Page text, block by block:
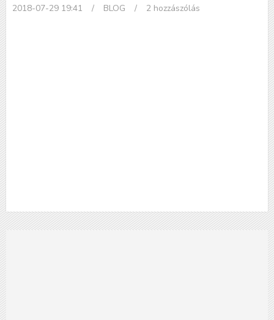
2018-07-29 19:41 / BLOG / 2 hozzászólás